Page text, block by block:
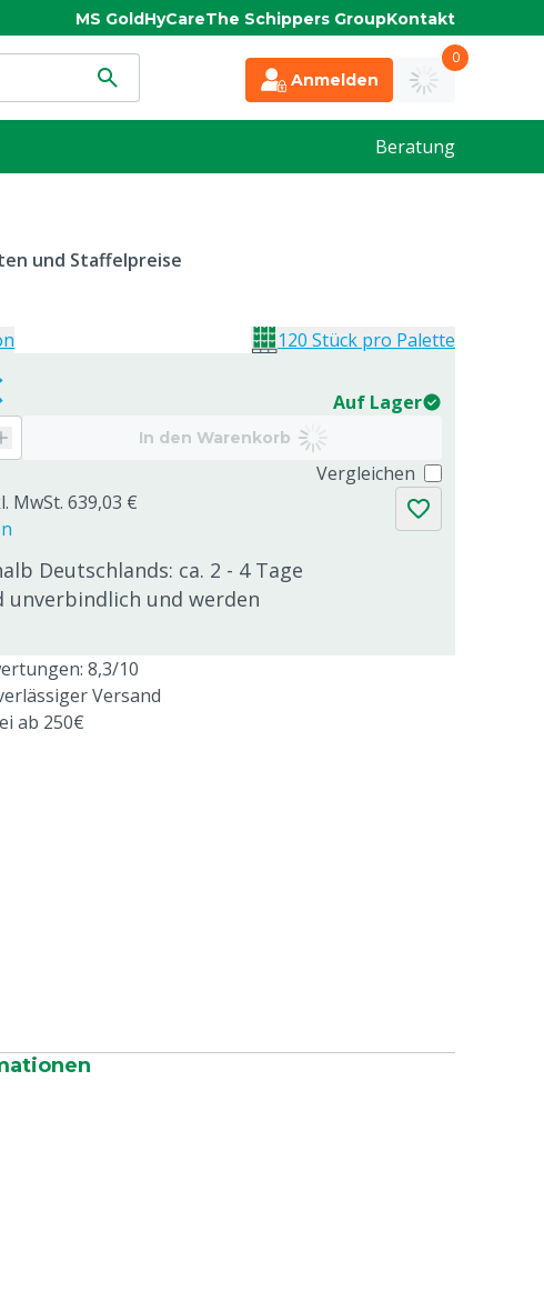
MS GoldHyCareThe Schippers GroupKontakt
Anmelden
0
Beratung
Auf Lager
In den Warenkorb
MwSt. 639,03 €
Deutschlands: ca. 2 - 4 Tage
unverbindlich und werden
Vergleichen
und Staffelpreise
120 Stück pro Palette
8,3/10
Versand
ab 250€